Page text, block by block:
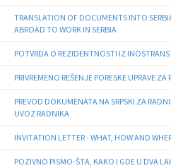
TRANSLATION OF DOCUMENTS INTO
ABROAD TO WORK IN SERBIA
POTVRDA O REZIDENTNOSTI IZ
PRIVREMENO REŠENJE PORESKE UPRAVE
PREVOD DOKUMENATA NA SRPSKI ZA
UVOZ RADNIKA
INVITATION LETTER - WHAT, HOW AND
POZIVNO PISMO-ŠTA, KAKO I GDE U DVA